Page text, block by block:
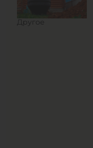
Другое